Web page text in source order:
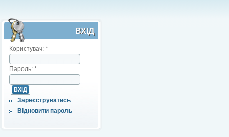
ВХІД
Користувач: *
Пароль: *
Зареєструватись
Відновити пароль